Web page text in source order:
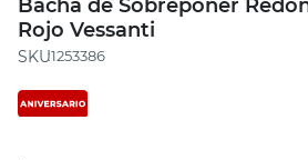
Bacha de Sobreponer
Rojo Vessanti
:1253386
placard